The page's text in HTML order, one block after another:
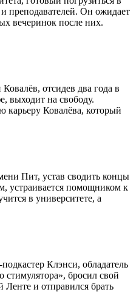
преподавателей. Он ожидает
вечеринок после них.
отсидев два года в
выходит на свободу.
Ковалёва, который
Пит, устав сводить концы
устраивается помощником к
в университете, а
Клэнси, обладатель
стимулятора», бросил свой
и отправился брать